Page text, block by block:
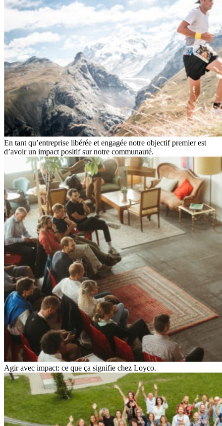
En tant qu’entreprise libérée et engagée notre objectif premier est
d’avoir un impact positif sur notre communauté.
Agir avec impact: ce que ça signifie chez Loyco.